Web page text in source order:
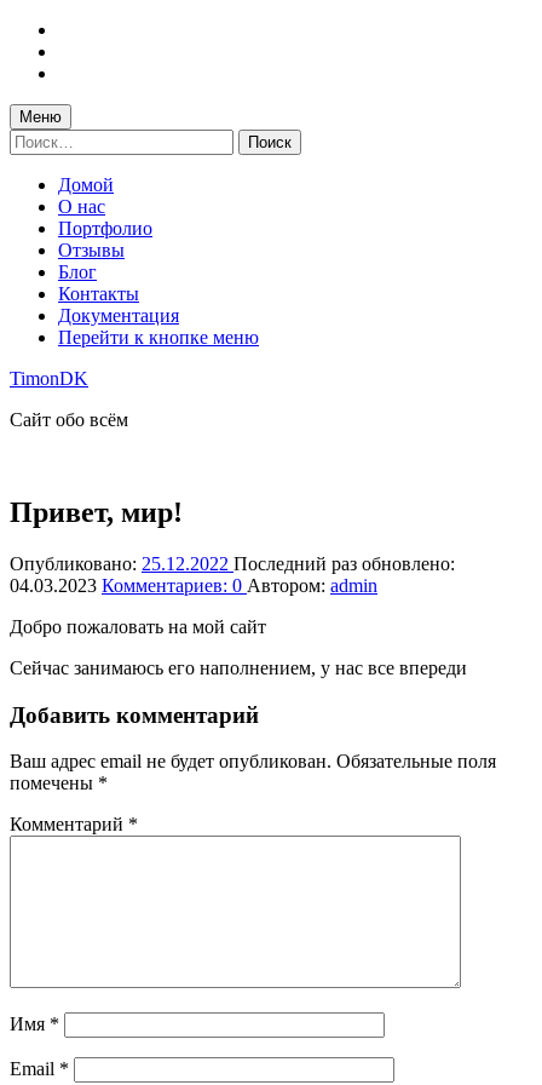
по
сайту
содержимому
подвалу
сайта
Меню
Найти:
Домой
О нас
Портфолио
Отзывы
Блог
Контакты
Документация
Перейти к кнопке меню
TimonDK
Сайт обо всём
Привет, мир!
Опубликовано: 25.12.2022 Последний раз обновлено:
04.03.2023 Комментариев: 0 Автором: admin
Добро пожаловать на мой сайт
Сейчас занимаюсь его наполнением, у нас все впереди
Вернуться
к
главной
навигации
по
сайту
Добавить комментарий
Ваш адрес email не будет опубликован. Обязательные поля
помечены *
Комментарий *
Имя *
Email *